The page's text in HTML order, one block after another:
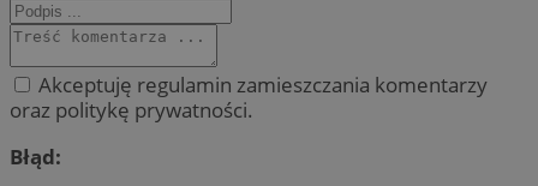
Akceptuję regulamin zamieszczania komentarzy
oraz politykę prywatności.
Błąd: